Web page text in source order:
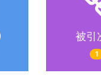
被引
1